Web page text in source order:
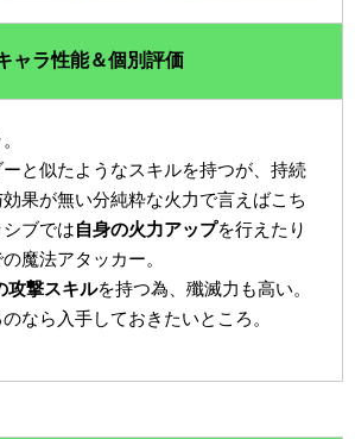
ャラ性能＆個別評価
と似たようなスキルを持つが、持続
果が無い分純粋な火力で言えばこち
ブでは自身の火力アップを行えたり
魔法アタッカー。
攻撃スキルを持つ為、殲滅力も高い。
なら入手しておきたいところ。